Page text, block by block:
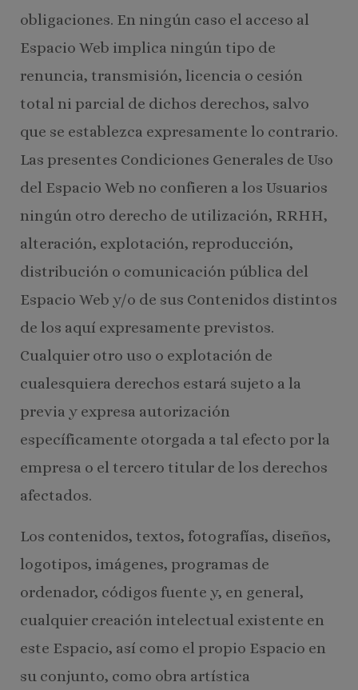
obligaciones. En ningún caso el acceso al
Espacio Web implica ningún tipo de
renuncia, transmisión, licencia o cesión
total ni parcial de dichos derechos, salvo
que se establezca expresamente lo contrario.
Las presentes Condiciones Generales de Uso
del Espacio Web no confieren a los Usuarios
ningún otro derecho de utilización, RRHH,
alteración, explotación, reproducción,
distribución o comunicación pública del
Espacio Web y/o de sus Contenidos distintos
de los aquí expresamente previstos.
Cualquier otro uso o explotación de
cualesquiera derechos estará sujeto a la
previa y expresa autorización
específicamente otorgada a tal efecto por la
empresa o el tercero titular de los derechos
afectados.
Los contenidos, textos, fotografías, diseños,
logotipos, imágenes, programas de
ordenador, códigos fuente y, en general,
cualquier creación intelectual existente en
este Espacio, así como el propio Espacio en
su conjunto, como obra artística